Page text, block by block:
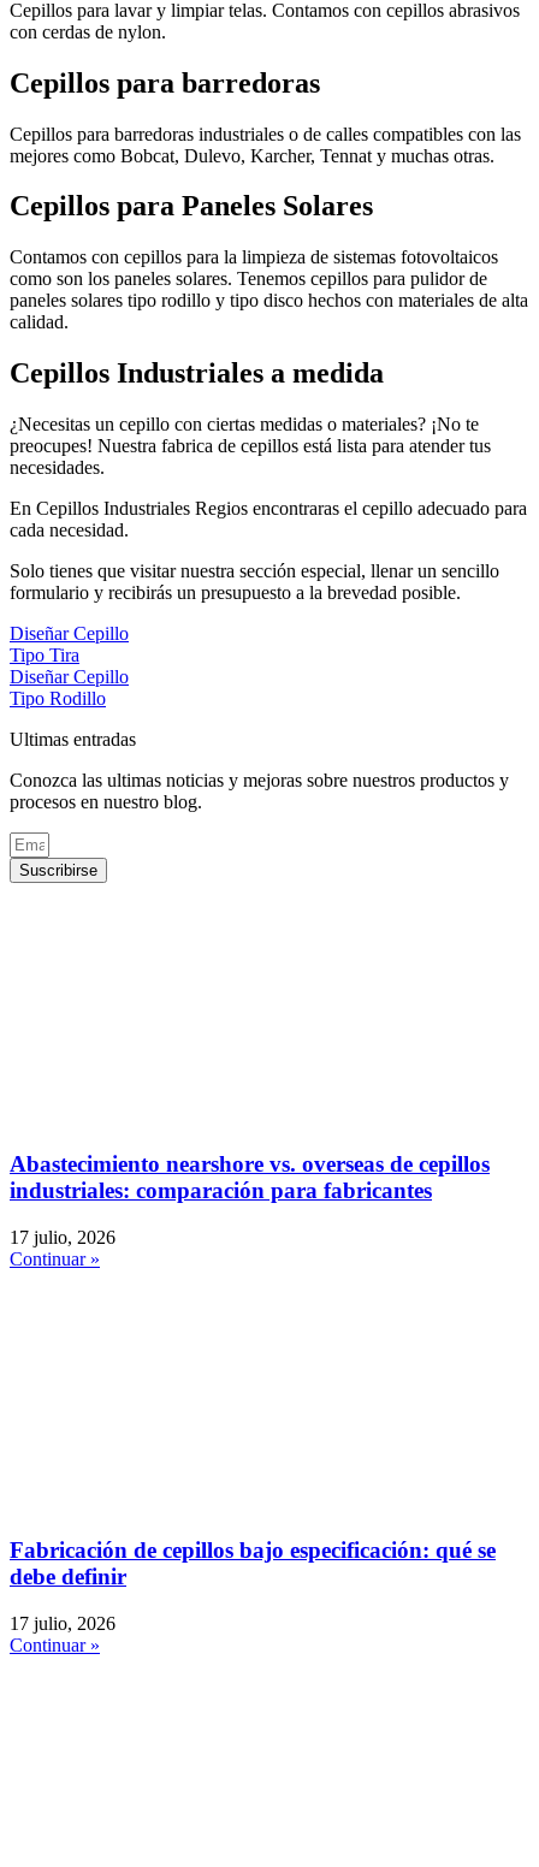
Cepillos para lavar y limpiar telas. Contamos con cepillos abrasivos
con cerdas de nylon.
Cepillos para barredoras
Cepillos para barredoras industriales o de calles compatibles con las
mejores como Bobcat, Dulevo, Karcher, Tennat y muchas otras.
Cepillos para Paneles Solares
Contamos con cepillos para la limpieza de sistemas fotovoltaicos
como son los paneles solares. Tenemos cepillos para pulidor de
paneles solares tipo rodillo y tipo disco hechos con materiales de alta
calidad.
Cepillos Industriales a medida
¿Necesitas un cepillo con ciertas medidas o materiales? ¡No te
preocupes! Nuestra fabrica de cepillos está lista para atender tus
necesidades.
En Cepillos Industriales Regios encontraras el cepillo adecuado para
cada necesidad.
Solo tienes que visitar nuestra sección especial, llenar un sencillo
formulario y recibirás un presupuesto a la brevedad posible.
Diseñar Cepillo
Tipo Tira
Diseñar Cepillo
Tipo Rodillo
Ultimas entradas
Conozca las ultimas noticias y mejoras sobre nuestros productos y
procesos en nuestro blog.
Suscribirse
Abastecimiento nearshore vs. overseas de cepillos
industriales: comparación para fabricantes
17 julio, 2026
Continuar »
Fabricación de cepillos bajo especificación: qué se
debe definir
17 julio, 2026
Continuar »